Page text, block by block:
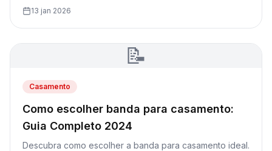
13 jan 2026
📝
Casamento
Como escolher banda para casamento:
Guia Completo 2024
Descubra como escolher a banda para casamento ideal.